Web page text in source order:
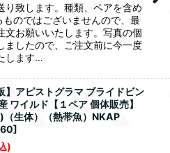
り致します。種類、ペアを含め
のではございませんので、最
文お願いいたします。写真の個
ましたので、ご注文前に今一度
します…
】アピストグラマ ブライドビン
ワイルド【１ペア 個体販売】
（生体）（熱帯魚）NKAP
]
)